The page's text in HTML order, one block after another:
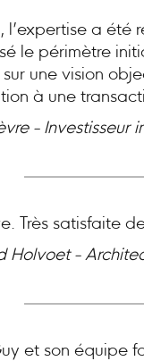
a été
le périmètre
une vision
à une
- Investisseur
Très satisfaite
Holvoet -
et son équipe